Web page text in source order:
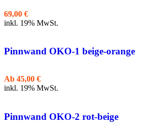
69,00 €
inkl. 19% MwSt.
Pinnwand OKO-1 beige-orange
Ab 45,00 €
inkl. 19% MwSt.
Pinnwand OKO-2 rot-beige